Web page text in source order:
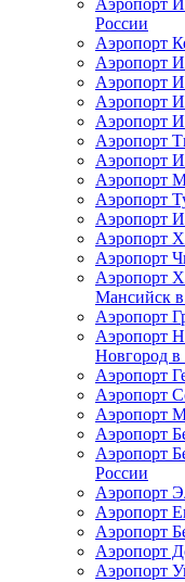
России
Аэропорт
Аэропорт
Аэропорт
Аэропорт
Аэропорт
Аэропорт
Аэропорт
Аэропорт
Аэропорт
Аэропорт
Аэропорт
Аэропорт
Аэропорт
Мансийск
Аэропорт
Аэропорт
Новгород в
Аэропорт
Аэропорт
Аэропорт
Аэропорт
Аэропорт
России
Аэропорт
Аэропорт
Аэропорт
Аэропорт
Аэропорт